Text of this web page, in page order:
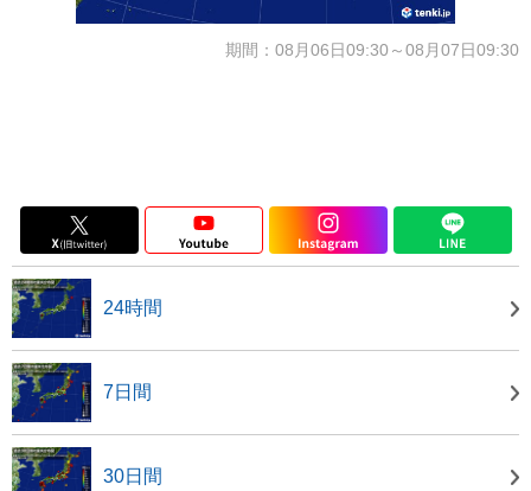
期間：08月06日09:30～08月07日09:30
24時間
7日間
30日間